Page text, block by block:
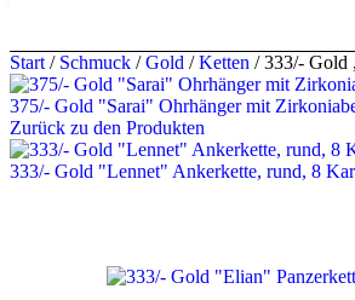
Start / Schmuck / Gold / Ketten / 333/- Gold
375/- Gold "Sarai" Ohrhänger mit
Zurück zu den Produkten
333/- Gold "Lennet" Ankerkette, rund, 8